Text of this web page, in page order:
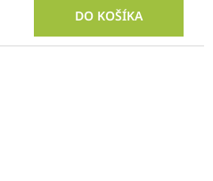
DO KOŠÍKA